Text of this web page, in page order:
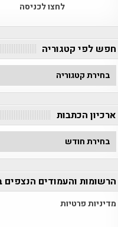
לחצו לכניסה
חפש לפי קטגוריה
חפש
לפי
קטגוריה
ארכיון הכתבות
ארכיון
הכתבות
הרשומות והעמודים הנצפים
מדיניות פרטיות